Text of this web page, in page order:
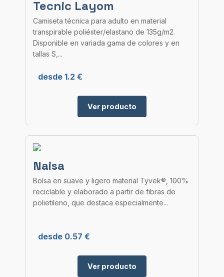
Tecnic Layom
Camiseta técnica para adulto en material
transpirable poliéster/elastano de 135g/m2.
Disponible en variada gama de colores y en
tallas S,...
desde 1.2 €
Ver producto
Naisa
Bolsa en suave y ligero material Tyvek®, 100%
reciclable y elaborado a partir de fibras de
polietileno, que destaca especialmente...
desde 0.57 €
Ver producto